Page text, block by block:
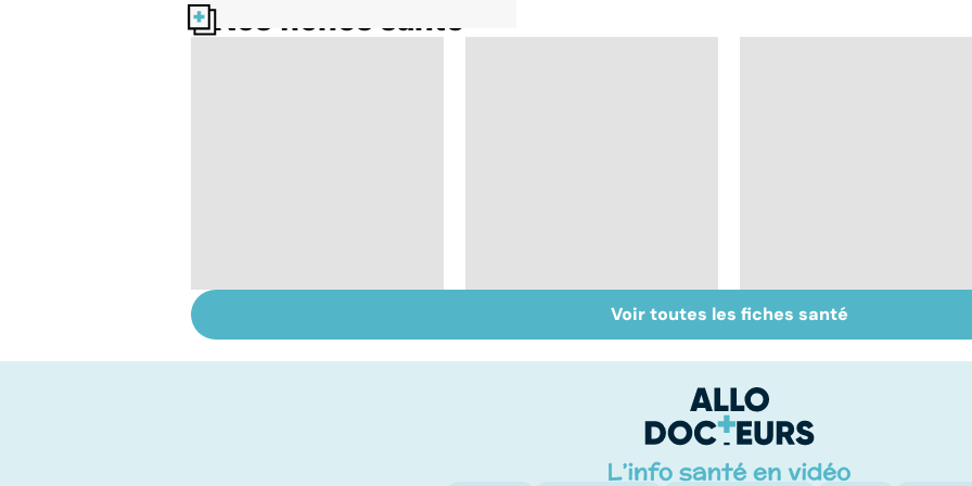
Nos fiches santé
n'arrête pas le
Mediator® : le début
d'une enquête
Dentiers : quand la
vie retrouve son
Voir toutes les fiches santé